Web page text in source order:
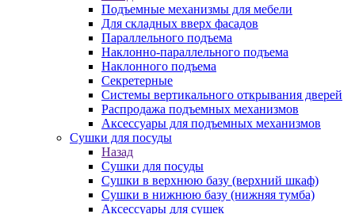
Подъемные механизмы для мебели
Для складных вверх фасадов
Параллельного подъема
Наклонно-параллельного подъема
Наклонного подъема
Секретерные
Системы вертикального открывания дверей
Распродажа подъемных механизмов
Аксессуары для подъемных механизмов
Сушки для посуды
Назад
Сушки для посуды
Сушки в верхнюю базу (верхний шкаф)
Сушки в нижнюю базу (нижняя тумба)
Аксессуары для сушек